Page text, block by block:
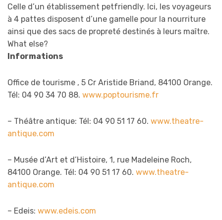
Celle d’un établissement petfriendly. Ici, les voyageurs
à 4 pattes disposent d’une gamelle pour la nourriture
ainsi que des sacs de propreté destinés à leurs maître.
What else?
Informations
Office de tourisme , 5 Cr Aristide Briand, 84100 Orange.
Tél: 04 90 34 70 88. www.poptourisme.fr
– Théâtre antique: Tél: 04 90 51 17 60. www.theatre-
antique.com
– Musée d’Art et d’Histoire, 1, rue Madeleine Roch,
84100 Orange. Tél: 04 90 51 17 60. www.theatre-
antique.com
– Edeis: www.edeis.com